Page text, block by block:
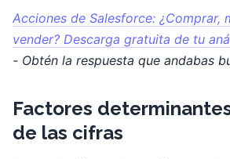
Acciones de Salesforce: ¿Comprar,
vender? Descarga gratuita de tu
- Obtén la respuesta que andabas
Factores
de las cifras